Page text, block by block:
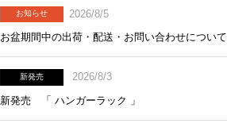
お知らせ
2026/8/5
お盆期間中の出荷・配送・お問い合わせについて
新発売
2026/8/3
新発売 「 ハンガーラック 」